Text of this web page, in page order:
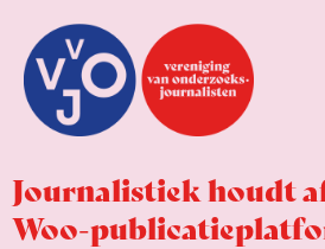
Journalistiek houdt
Woo-